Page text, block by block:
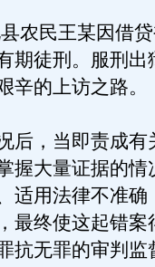
民王某因借贷
期徒刑。服刑出
辛的上访之路。
，当即责成有
握大量证据的情
适用法律不准确
最终使这起错案
抗无罪的审判监